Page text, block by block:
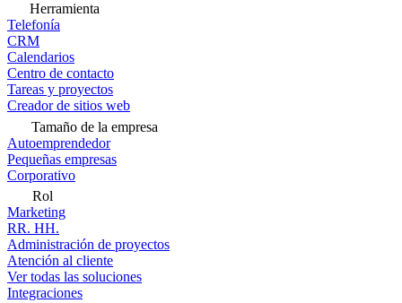
Herramienta
Telefonía
CRM
Calendarios
Centro de contacto
Tareas y proyectos
Creador de sitios web
Tamaño de la empresa
Autoemprendedor
Pequeñas empresas
Corporativo
Rol
Marketing
RR. HH.
Administración de proyectos
Atención al cliente
Ver todas las soluciones
Integraciones